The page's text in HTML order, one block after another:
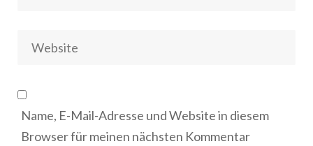
Name, E-Mail-Adresse und Website in diesem
Browser für meinen nächsten Kommentar